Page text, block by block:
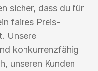
sicher, dass du für
faires Preis-
Unsere
konkurrenzfähig
unseren Kunden